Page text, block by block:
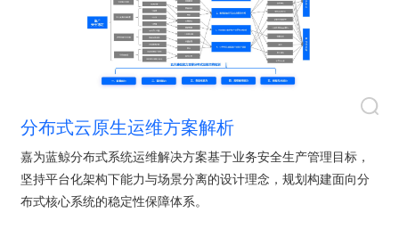
分布式云原生运维方案解析
嘉为蓝鲸分布式系统运维解决方案基于业务安全生产管理目标，
坚持平台化架构下能力与场景分离的设计理念，规划构建面向分
布式核心系统的稳定性保障体系。